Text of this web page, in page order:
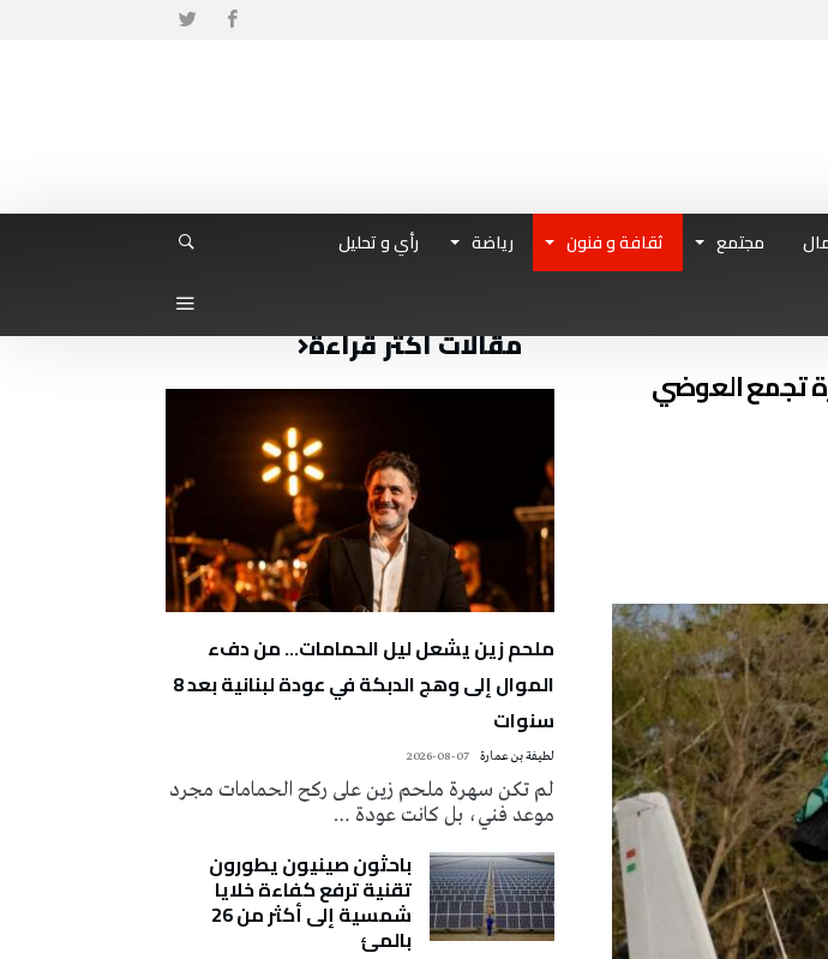
مجتمع ثقافة و فنون رياضة
رأي و تحليل
تجمع العوضي
مقالات أكثر قراءة
ملحم زين يشعل ليل الحمامات… من دفء
الموال إلى وهج الدبكة في عودة لبنانية بعد 8
سنوات
لطيفة بن عمارة 2026-08-07
لم تكن سهرة ملحم زين على ركح الحمامات مجرد
موعد فني، بل كانت عودة …
باحثون صينيون يطورون
تقنية ترفع كفاءة خلايا
شمسية إلى أكثر من 26
بالمئ